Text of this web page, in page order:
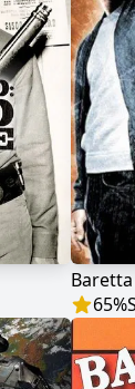
Baretta
65%